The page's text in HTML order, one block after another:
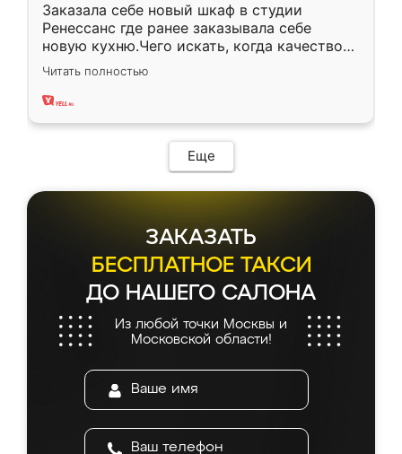
Заказала себе новый шкаф в студии
Ренессанс где ранее заказывала себе
новую кухню.Чего искать, когда качеством
вполне довольна. Служит кухня уже почти
два года, нареканий нет.
Читать полностью
Еще
ЗАКАЗАТЬ
БЕСПЛАТНОЕ ТАКСИ
ДО НАШЕГО САЛОНА
Из любой точки Москвы и
Московской области!